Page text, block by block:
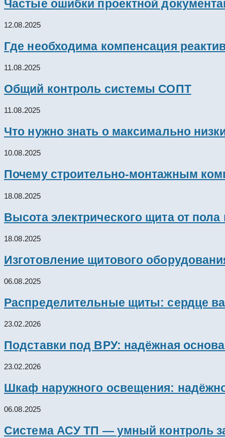
Частые ошибки проектной
12.08.2025
Где необходима компенсация
11.08.2025
Общий контроль системы СОПТ
11.08.2025
Что нужно знать о максимально
10.08.2025
Почему строительно-монтажным
18.08.2025
Высота электрического щита от
18.08.2025
Изготовление щитового
06.08.2025
Распределительные щиты: сердце
23.02.2026
Подставки под ВРУ: надёжная
23.02.2026
Шкаф наружного освещения:
06.08.2025
Система АСУ ТП — умный контроль